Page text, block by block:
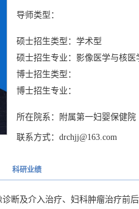
导师类型：
硕士招生类型：学术型
硕士招生专业：影像医学与核医
博士招生类型：
博士招生专业：
所在院系：附属第一妇婴保健院
联系方式：drchjj@163.com
科研业绩
断及介入治疗、妇科肿瘤治疗前